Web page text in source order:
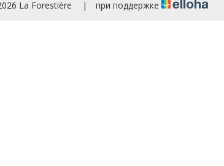
La Forestière | при поддержке